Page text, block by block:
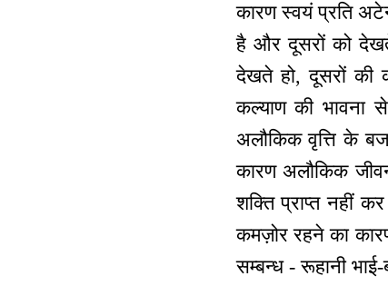
कारण स्वयं प्रति
है और दूसरों को
देखते हो, दूसरों की
कल्याण की भावना
अलौकिक वृत्ति के
कारण अलौकिक
शक्ति प्राप्त नहीं
कमज़ोर रहने का
सम्बन्ध - रूहानी